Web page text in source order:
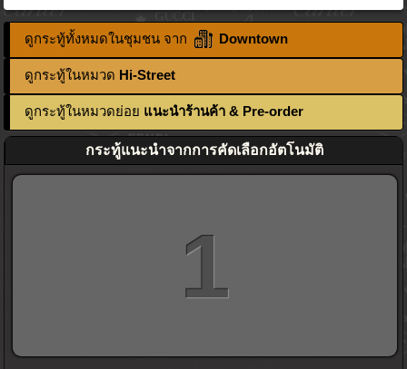
ดูกระทู้ทั้งหมดในชุมชน จาก Downtown
ดูกระทู้ในหมวด Hi-Street
ดูกระทู้ในหมวดย่อย แนะนำร้านค้า & Pre-order
กระทู้แนะนำจากการคัดเลือกอัตโนมัติ
1